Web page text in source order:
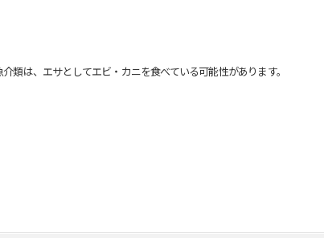
は、エサとしてエビ・カニを食べている可能性があります。